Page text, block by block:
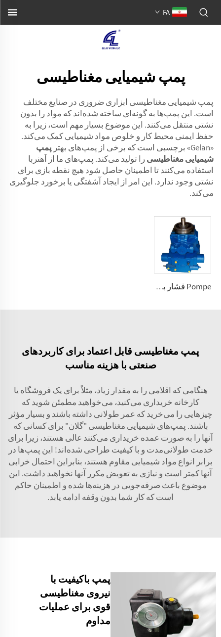
FA
پمپ شیمیایی مغناطیسی
پمپ شیمیایی مغناطیسی ابزاری ضروری در صنایع مختلف
است. این پمپ‌ها به گونه‌ای ساخته شده‌اند که مواد را بدون
نشتی منتقل می‌کنند. این موضوع بسیار مهم است، زیرا به
حفظ ایمنی محیط کار و خلوص مواد شیمیایی کمک می‌کند.
«Gelan» برچسبی است که برخی از پمپ‌های بهتر
پمپ
شیمیایی مغناطیسیرا تولید می‌کند. پمپ‌های ما از آهنربا
استفاده می‌کنند تا اطمینان حاصل شود هیچ نقطه بازی برای
نشتی وجود ندارد. این امر از ایجاد آشفتگی یا برخورد جلوگیری
می‌کند.
Pompe فشار بالا با ظرفیت تغییرپذیر A2V 250، 355، 500، 1000
پمپ مغناطیسی قابل اعتماد برای کاربردهای
صنعتی با هزینه مناسب
هنگامی که اقلامی را به مقدار زیاد، مثلاً برای یک فروشگاه یا
کارخانه خریداری می‌کنید، می‌خواهید مطمئن شوید که
چیزهایی را می‌خرید که عمر طولانی داشته باشند و بسیار مؤثر
باشند. پمپ‌های شیمیایی مغناطیسی "گلان" برای کسانی که
آنها را به صورت عمده خریداری می‌کنند عالی هستند، زیرا برای
خدمت طولانی‌مدت و با کیفیت طراحی شده‌اند! این پمپ‌ها در
برابر انواع مواد شیمیایی مقاوم هستند، بنابراین احتمال خرابی
آنها کمتر است و نیازی به تعویض مکرر آنها نخواهید داشت. این
موضوع باعث صرفه‌جویی در هزینه‌ها شده و اطمینان حاکم
است که کار شما بدون وقفه ادامه یابد.
پمپ باکیفیت با
نیروی مغناطیسی
قوی برای عملیات
مداوم